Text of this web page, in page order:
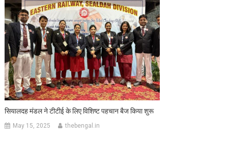
सियालदह मंडल ने टीटीई के लिए विशिष्ट पहचान बैज किया शुरू
May 15, 2025 thebengal.in